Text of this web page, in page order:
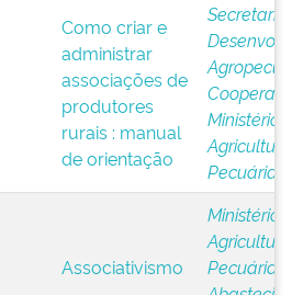
Como criar e
administrar
associações de
produtores
rurais : manual
de orientação
Ministério
Pecuária
Associativismo
Ministério
Pecuária e